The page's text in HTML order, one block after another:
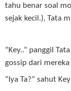
tahu benar soal
sejak kecil.), Tata
“Key..” panggil
gossip dari
“Iya Ta?” sahut